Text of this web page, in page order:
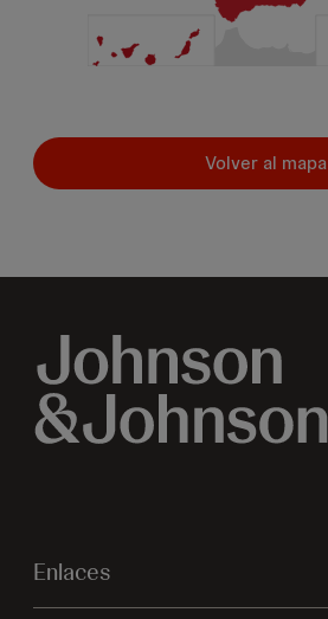
Volver al mapa
Enlaces